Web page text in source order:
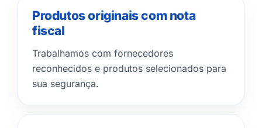
Produtos originais com nota
fiscal
Trabalhamos com fornecedores
reconhecidos e produtos selecionados para
sua segurança.